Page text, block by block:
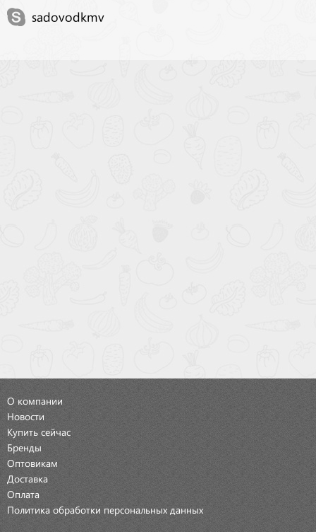
sadovodkmv
О компании
Новости
Купить сейчас
Бренды
Оптовикам
Доставка
Оплата
Политика обработки персональных данных